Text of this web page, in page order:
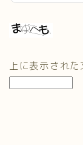
上に表示され